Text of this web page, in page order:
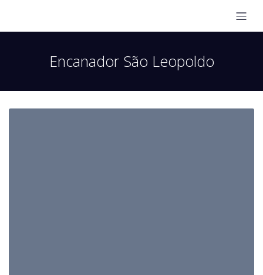
Encanador São Leopoldo